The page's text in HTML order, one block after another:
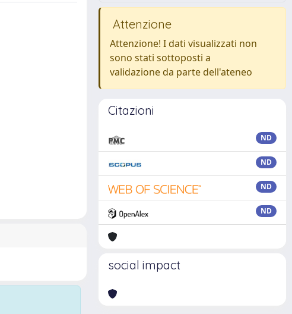
Attenzione
Attenzione! I dati visualizzati non
sono stati sottoposti a
validazione da parte dell'ateneo
Citazioni
ND
ND
ND
ND
social impact